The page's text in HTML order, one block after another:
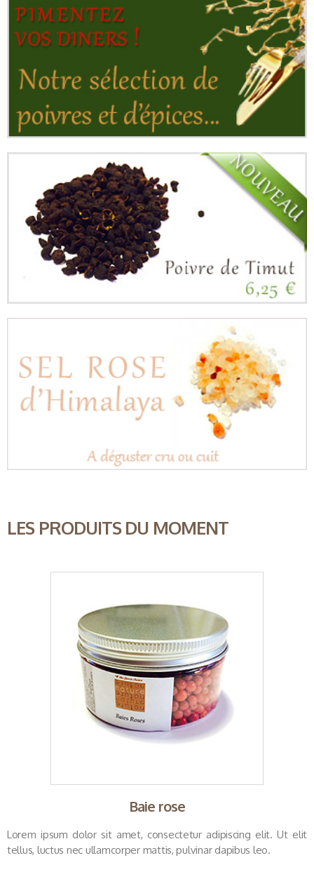
LES PRODUITS DU MOMENT
Baie rose
Lorem ipsum dolor sit amet, consectetur adipiscing elit. Ut elit
tellus, luctus nec ullamcorper mattis, pulvinar dapibus leo.